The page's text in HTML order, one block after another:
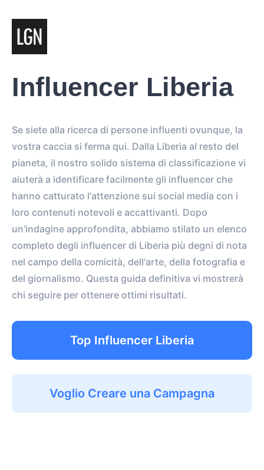
Influencer Liberia
Se siete alla ricerca di persone influenti ovunque, la
vostra caccia si ferma qui. Dalla Liberia al resto del
pianeta, il nostro solido sistema di classificazione vi
aiuterà a identificare facilmente gli influencer che
hanno catturato l'attenzione sui social media con i
loro contenuti notevoli e accattivanti. Dopo
un'indagine approfondita, abbiamo stilato un elenco
completo degli influencer di Liberia più degni di nota
nel campo della comicità, dell'arte, della fotografia e
del giornalismo. Questa guida definitiva vi mostrerà
chi seguire per ottenere ottimi risultati.
Top Influencer Liberia
Voglio Creare una Campagna